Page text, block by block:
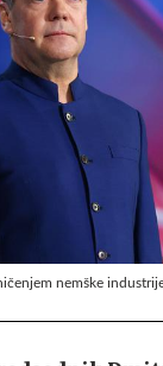
nemške